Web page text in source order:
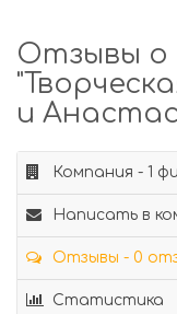
Отзывы о
и
Компания - 1
Написать в
Отзывы - 0
Статистика